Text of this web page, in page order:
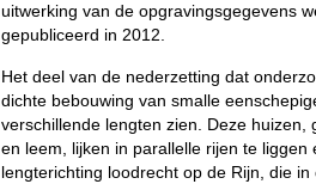
uitwerking van de opgravingsgegevens
gepubliceerd in 2012.
Het deel van de nederzetting dat
dichte bebouwing van smalle
verschillende lengten zien. Deze huizen,
en leem, lijken in parallelle rijen te liggen
lengterichting loodrecht op de Rijn, die